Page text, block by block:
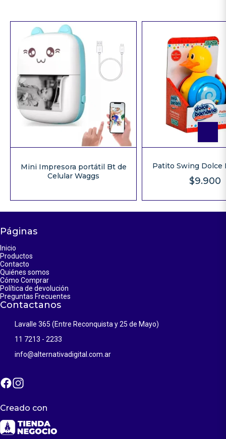
Mini Impresora portátil Bt de
Celular Waggs
Patito Swing Dolce
$9.900
Páginas
Inicio
Productos
Contacto
Quiénes somos
Cómo Comprar
Política de devolución
Preguntas Frecuentes
Contactanos
Lavalle 365 (Entre Reconquista y 25 de Mayo)
11 7213 - 2233
info@alternativadigital.com.ar
Creado con